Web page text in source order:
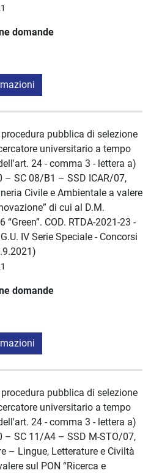
domande
pubblica di selezione
universitario a tempo
24 - comma 3 - lettera a)
SC 08/B1 – SSD ICAR/07,
Civile e Ambientale a valere
di cui al D.M.
COD. RTDA-2021-23 -
IV Serie Speciale - Concorsi
domande
pubblica di selezione
universitario a tempo
24 - comma 3 - lettera a)
– SC 11/A4 – SSD M-STO/07,
– Lingue, Letterature e Civiltà
sul PON “Ricerca e